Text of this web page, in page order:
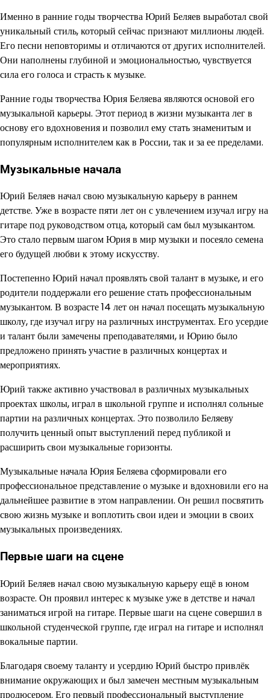
Именно в ранние годы творчества Юрий Беляев выработал свой
уникальный стиль, который сейчас признают миллионы людей.
Его песни неповторимы и отличаются от других исполнителей.
Они наполнены глубиной и эмоциональностью, чувствуется
сила его голоса и страсть к музыке.
Ранние годы творчества Юрия Беляева являются основой его
музыкальной карьеры. Этот период в жизни музыканта лег в
основу его вдохновения и позволил ему стать знаменитым и
популярным исполнителем как в России, так и за ее пределами.
Музыкальные начала
Юрий Беляев начал свою музыкальную карьеру в раннем
детстве. Уже в возрасте пяти лет он с увлечением изучал игру на
гитаре под руководством отца, который сам был музыкантом.
Это стало первым шагом Юрия в мир музыки и посеяло семена
его будущей любви к этому искусству.
Постепенно Юрий начал проявлять свой талант в музыке, и его
родители поддержали его решение стать профессиональным
музыкантом. В возрасте 14 лет он начал посещать музыкальную
школу, где изучал игру на различных инструментах. Его усердие
и талант были замечены преподавателями, и Юрию было
предложено принять участие в различных концертах и
мероприятиях.
Юрий также активно участвовал в различных музыкальных
проектах школы, играл в школьной группе и исполнял сольные
партии на различных концертах. Это позволило Беляеву
получить ценный опыт выступлений перед публикой и
расширить свои музыкальные горизонты.
Музыкальные начала Юрия Беляева сформировали его
профессиональное представление о музыке и вдохновили его на
дальнейшее развитие в этом направлении. Он решил посвятить
свою жизнь музыке и воплотить свои идеи и эмоции в своих
музыкальных произведениях.
Первые шаги на сцене
Юрий Беляев начал свою музыкальную карьеру ещё в юном
возрасте. Он проявил интерес к музыке уже в детстве и начал
заниматься игрой на гитаре. Первые шаги на сцене совершил в
школьной студенческой группе, где играл на гитаре и исполнял
вокальные партии.
Благодаря своему таланту и усердию Юрий быстро привлёк
внимание окружающих и был замечен местным музыкальным
продюсером. Его первый профессиональный выступление